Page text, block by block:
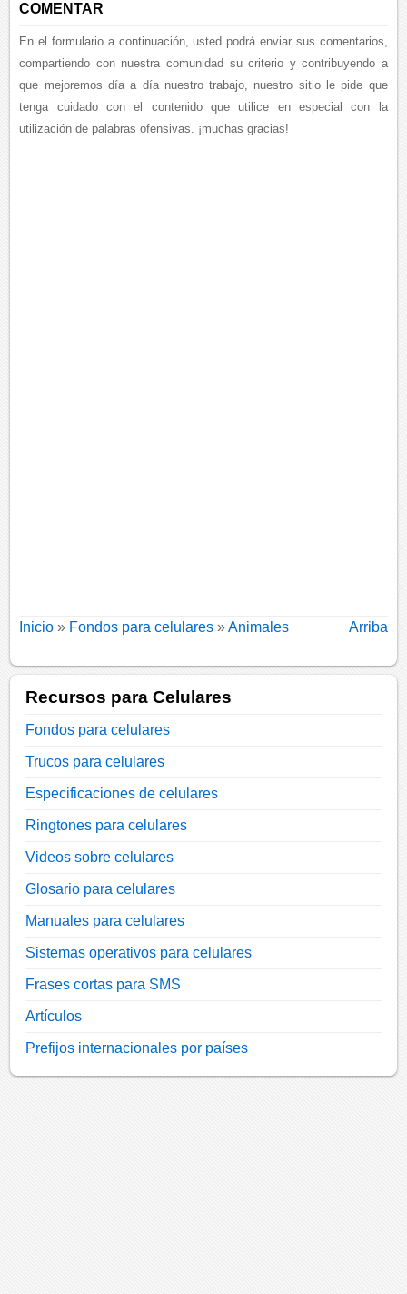
COMENTAR
En el formulario a continuación, usted podrá enviar sus comentarios,
compartiendo con nuestra comunidad su criterio y contribuyendo a
que mejoremos día a día nuestro trabajo, nuestro sitio le pide que
tenga cuidado con el contenido que utilice en especial con la
utilización de palabras ofensivas. ¡muchas gracias!
Inicio » Fondos para celulares »Animales Arriba
Recursos para Celulares
Fondos para celulares
Trucos para celulares
Especificaciones de celulares
Ringtones para celulares
Videos sobre celulares
Glosario para celulares
Manuales para celulares
Sistemas operativos para celulares
Frases cortas para SMS
Artículos
Prefijos internacionales por países